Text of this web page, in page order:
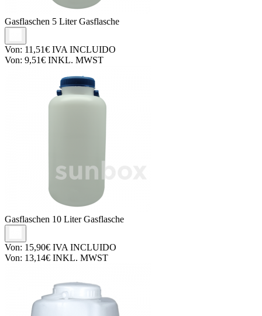
Gasflaschen 5 Liter Gasflasche
Von: 11,51€ IVA INCLUIDO
Von: 9,51€ INKL. MWST
Gasflaschen 10 Liter Gasflasche
Von: 15,90€ IVA INCLUIDO
Von: 13,14€ INKL. MWST